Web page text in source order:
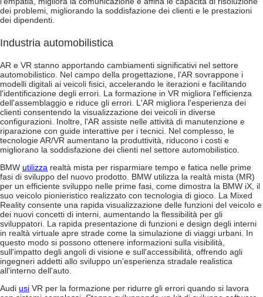
dei problemi, migliorando la soddisfazione dei clienti e le prestazioni
dei dipendenti.
Industria automobilistica
AR e VR stanno apportando cambiamenti significativi nel settore
automobilistico. Nel campo della progettazione, l'AR sovrappone i
modelli digitali ai veicoli fisici, accelerando le iterazioni e facilitando
l'identificazione degli errori. La formazione in VR migliora l'efficienza
dell'assemblaggio e riduce gli errori. L'AR migliora l'esperienza dei
clienti consentendo la visualizzazione dei veicoli in diverse
configurazioni. Inoltre, l'AR assiste nelle attività di manutenzione e
riparazione con guide interattive per i tecnici. Nel complesso, le
tecnologie AR/VR aumentano la produttività, riducono i costi e
migliorano la soddisfazione dei clienti nel settore automobilistico.
BMW utilizza realtà mista per risparmiare tempo e fatica nelle prime
fasi di sviluppo del nuovo prodotto. BMW utilizza la realtà mista (MR)
per un efficiente sviluppo nelle prime fasi, come dimostra la BMW iX, il
suo veicolo pionieristico realizzato con tecnologia di gioco. La Mixed
Reality consente una rapida visualizzazione delle funzioni del veicolo e
dei nuovi concetti di interni, aumentando la flessibilità per gli
sviluppatori. La rapida presentazione di funzioni e design degli interni
in realtà virtuale apre strade come la simulazione di viaggi urbani. In
questo modo si possono ottenere informazioni sulla visibilità,
sull'impatto degli angoli di visione e sull'accessibilità, offrendo agli
ingegneri addetti allo sviluppo un'esperienza stradale realistica
all'interno dell'auto.
Audi usi VR per la formazione per ridurre gli errori quando si lavora